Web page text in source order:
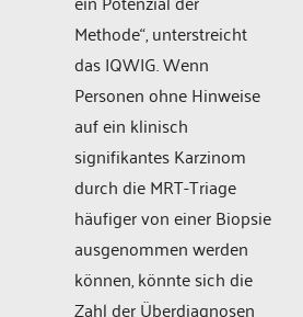
Methode“, unterstreicht
das IQWIG. Wenn
Personen ohne Hinweise
auf ein klinisch
signifikantes Karzinom
durch die MRT-Triage
häufiger von einer Biopsie
ausgenommen werden
können, könnte sich die
Zahl der Überdiagnosen